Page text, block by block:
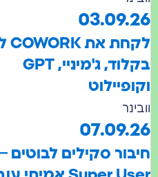
לקחת את COWORK לקצה
בקלוד, ג'מיניי, GPT
סקילים לבוטים – ככה